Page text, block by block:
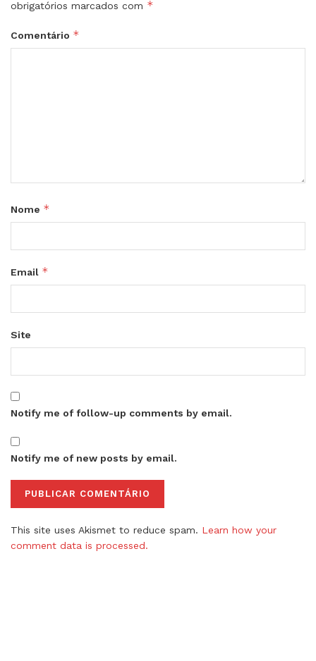
obrigatórios marcados com *
Comentário *
Nome *
Email *
Site
Notify me of follow-up comments by email.
Notify me of new posts by email.
This site uses Akismet to reduce spam. Learn how your
comment data is processed.